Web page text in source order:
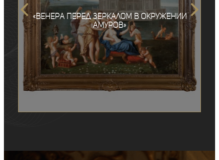
«Венера перед зеркалом в окружении
амуров»